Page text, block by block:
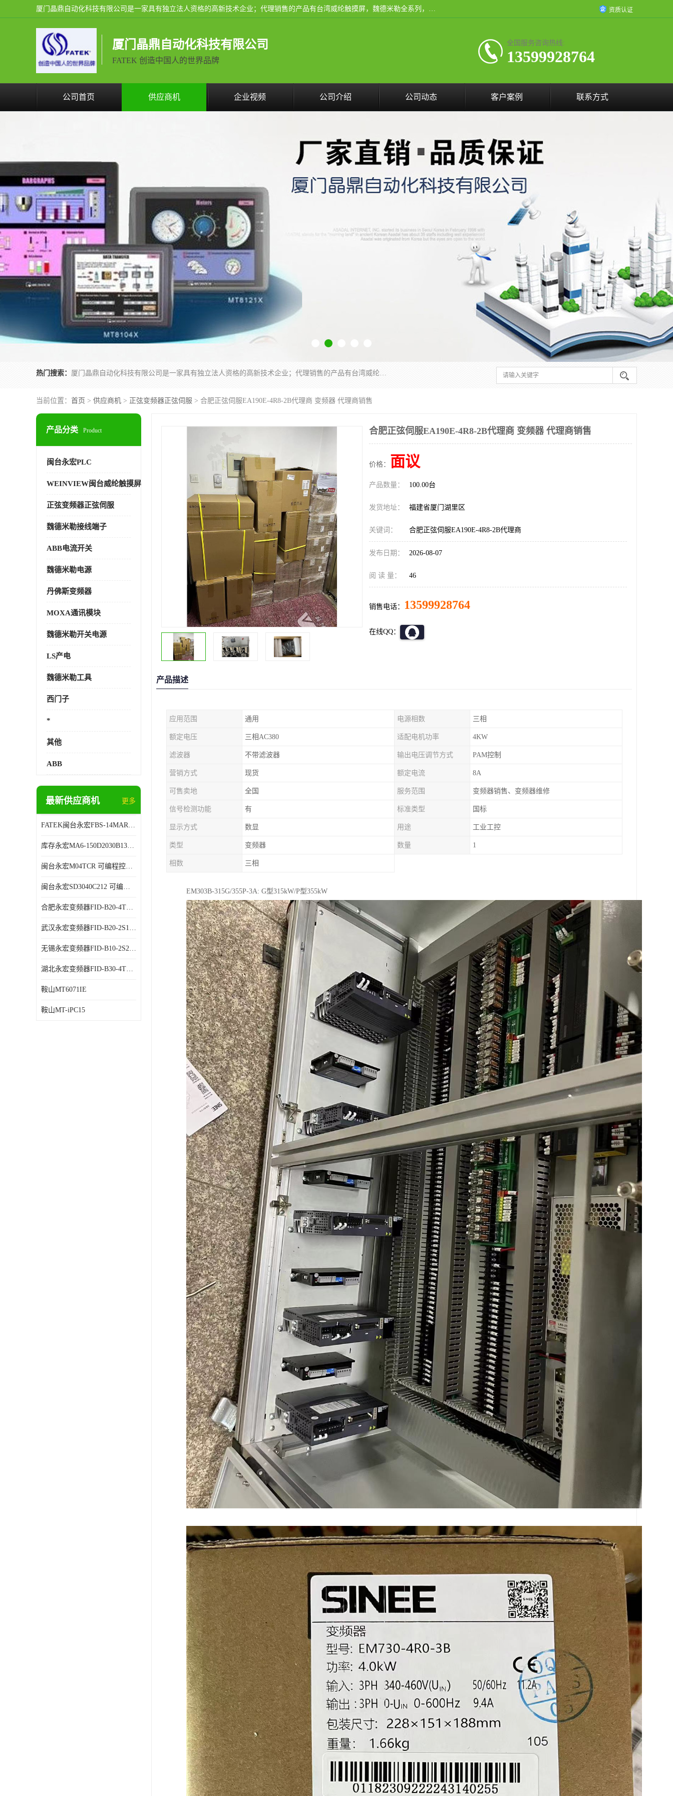
厦门晶鼎自动化科技有限公司是一家具有独立法人资格的高新技术企业；代理销售的产品有台湾威纶触摸屏，魏德米勒全系列，永宏触摸屏,威纶触摸屏,台湾威纶weinview触摸屏,台湾永宏PLC，FATEK,永宏伺服,图儿克总线，施耐德，欧姆龙，西门子，富士变频，K&N蓝系列， BUSSMANN，松下变频器，丹佛斯变频器等。 资质认证
厦门晶鼎自动化科技有限公司
FATEK 创造中国人的世界品牌
全国服务咨询热线:
13599928764
公司首页 供应商机 企业视频 公司介绍 公司动态 客户案例 联系方式
热门搜索： 厦门晶鼎自动化科技有限公司是一家具有独立法人资格的高新技术企业；代理销售的产品有台湾威纶触摸屏，魏德米勒全系列，永宏触摸屏,威纶触摸屏,台湾威纶weinview触摸屏,台湾永宏PLC，FATEK,永宏伺服,图儿克总线，施耐德，欧姆龙，西门子，富士变频，K&N蓝系列， BUSSMANN，松下变频器，丹佛斯变频器等。
当前位置： 首页 > 供应商机 > 正弦变频器正弦伺服 > 合肥正弦伺服EA190E-4R8-2B代理商 变频器 代理商销售
产品分类 Product
闽台永宏PLC
WEINVIEW闽台威纶触摸屏
正弦变频器正弦伺服
魏德米勒接线端子
ABB电流开关
魏德米勒电源
丹佛斯变频器
MOXA通讯模块
魏德米勒开关电源
LS产电
魏德米勒工具
西门子
*
其他
ABB
最新供应商机 更多
FATEK闽台永宏FBS-14MAR2-AC 可编程控制器 售后有保障
库存永宏MA6-150D2030B13B26 可编程控制器 技术服务
闽台永宏M04TCR 可编程控制器 代理商销售
闽台永宏SD3040C212 可编程控制器 厂家销售
合肥永宏变频器FID-B20-4T1.5G 代理商销售
武汉永宏变频器FID-B20-2S1.5G 厂家销售
无锡永宏变频器FID-B10-2S2.2G 代理商销售
湖北永宏变频器FID-B30-4T0.7G 厂家销售
鞍山MT6071IE
鞍山MT-iPC15
合肥正弦伺服EA190E-4R8-2B代理商 变频器 代理商销售
价格： 面议
产品数量： 100.00台
发货地址： 福建省厦门湖里区
关键词： 合肥正弦伺服EA190E-4R8-2B代理商
发布日期： 2026-08-07
阅 读 量： 46
销售电话： 13599928764
在线QQ：
产品描述
应用范围 通用 电源相数 三相
额定电压 三相AC380 适配电机功率 4KW
滤波器 不带滤波器 输出电压调节方式 PAM控制
营销方式 现货 额定电流 8A
可售卖地 全国 服务范围 变频器销售、变频器维修
信号检测功能 有 标准类型 国标
显示方式 数显 用途 工业工控
类型 变频器 数量 1
相数 三相
EM303B-315G/355P-3A: G型315kW/P型355kW